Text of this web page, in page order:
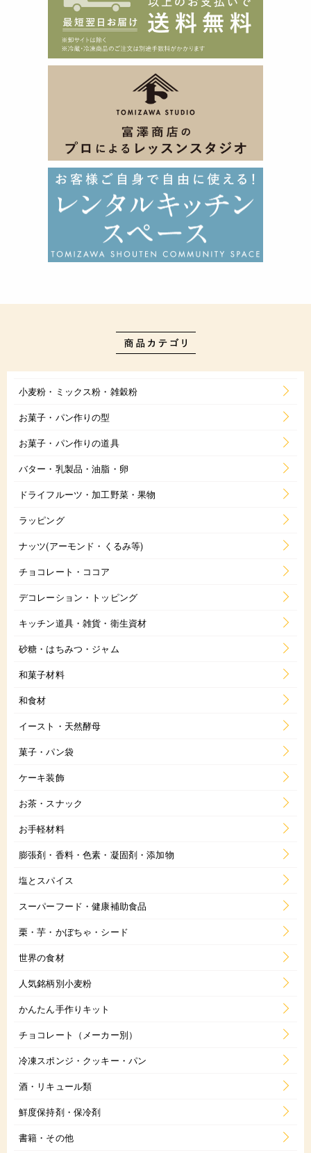
小麦粉・ミックス粉・雑穀粉
お菓子・パン作りの型
お菓子・パン作りの道具
バター・乳製品・油脂・卵
ドライフルーツ・加工野菜・果物
ラッピング
ナッツ(アーモンド・くるみ等)
チョコレート・ココア
デコレーション・トッピング
キッチン道具・雑貨・衛生資材
砂糖・はちみつ・ジャム
和菓子材料
和食材
イースト・天然酵母
菓子・パン袋
ケーキ装飾
お茶・スナック
お手軽材料
膨張剤・香料・色素・凝固剤・添加物
塩とスパイス
スーパーフード・健康補助食品
栗・芋・かぼちゃ・シード
世界の食材
人気銘柄別小麦粉
かんたん手作りキット
チョコレート（メーカー別）
冷凍スポンジ・クッキー・パン
酒・リキュール類
鮮度保持剤・保冷剤
書籍・その他